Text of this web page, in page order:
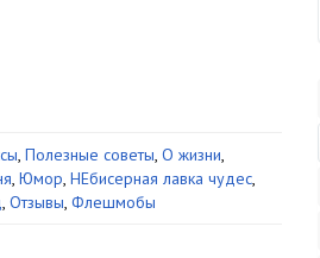
, Полезные советы, О жизни,
, Юмор, НЕбисерная лавка чудес,
, Отзывы, Флешмобы